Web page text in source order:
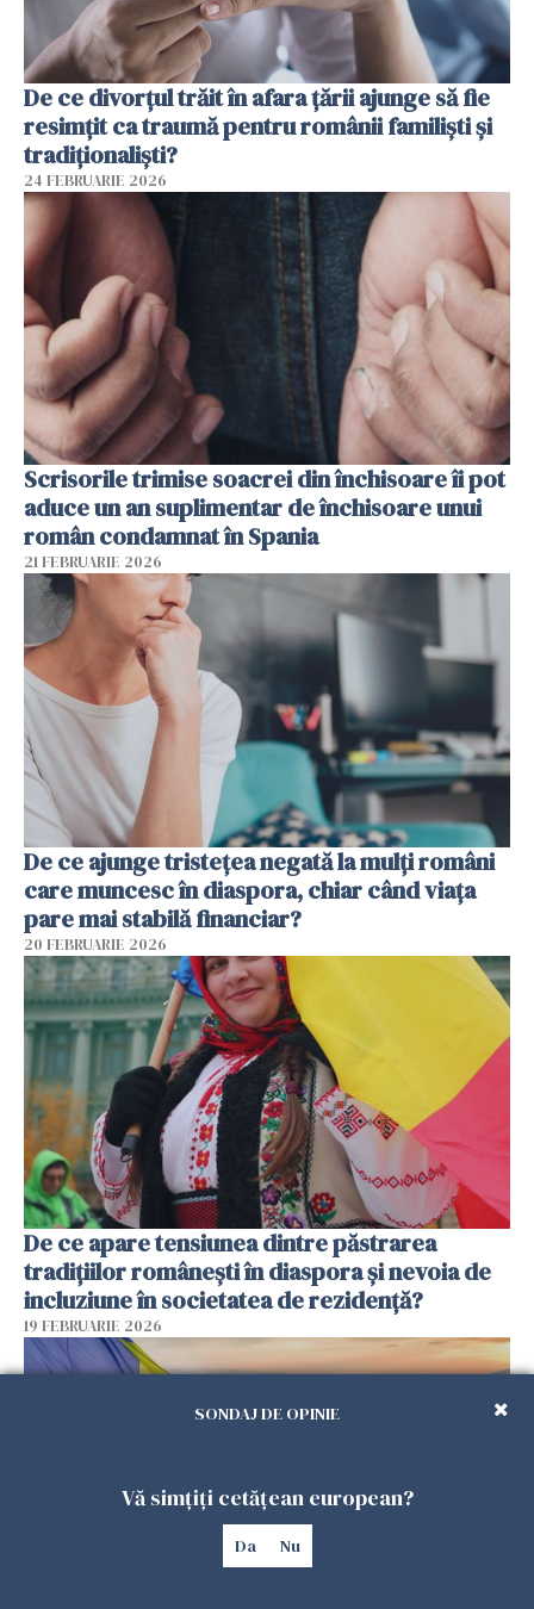
De ce divorțul trăit în afara țării ajunge să fie
resimțit ca traumă pentru românii familiști și
tradiționaliști?
24 FEBRUARIE 2026
Scrisorile trimise soacrei din închisoare îi pot
aduce un an suplimentar de închisoare unui
român condamnat în Spania
21 FEBRUARIE 2026
De ce ajunge tristețea negată la mulți români
care muncesc în diaspora, chiar când viața
pare mai stabilă financiar?
20 FEBRUARIE 2026
De ce apare tensiunea dintre păstrarea
tradițiilor românești în diaspora și nevoia de
incluziune în societatea de rezidență?
19 FEBRUARIE 2026
SONDAJ DE OPINIE
Vă simțiți cetățean european?
Da Nu